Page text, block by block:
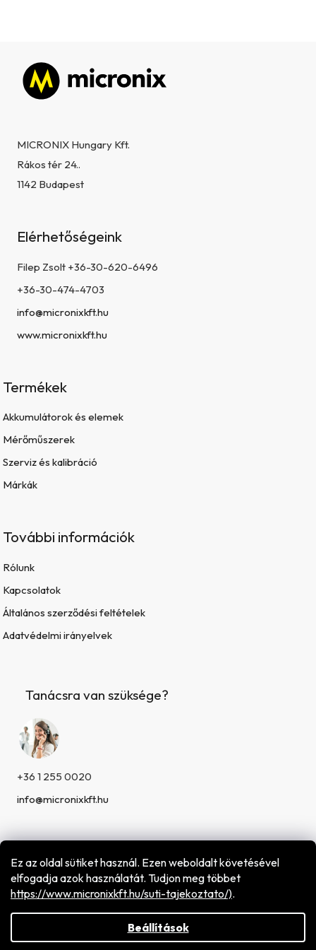
Ez az oldal sütiket használ. Ezen weboldalt követésével
elfogadja azok használatát. Tudjon meg többet
https://www.micronixkft.hu/suti-tajekoztato/).
Beállítások
Lábléc
MICRONIX Hungary Kft.
Rákos tér 24..
1142 Budapest
Elérhetőségeink
Filep Zsolt +36-30-620-6496
+36-30-474-4703
info@micronixkft.hu
www.micronixkft.hu
Termékek
Akkumulátorok és elemek
Mérőműszerek
Szerviz és kalibráció
Márkák
További információk
Rólunk
Kapcsolatok
Általános szerződési feltételek
Adatvédelmi irányelvek
Tanácsra van szüksége?
+36 1 255 0020
info@micronixkft.hu
Shoptet készítette
Copyright 2026Micronix Hungary Kft.. Minden jog
fenntartva.